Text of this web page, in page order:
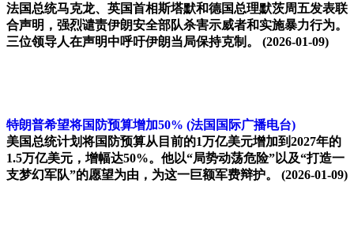
法国总统马克龙、英国首相斯塔默和德国总理默茨周五发表联
合声明，强烈谴责伊朗安全部队杀害示威者和实施暴力行为。
三位领导人在声明中呼吁伊朗当局保持克制。 (2026-01-09)
特朗普希望将国防预算增加50% (法国国际广播电台)
美国总统计划将国防预算从目前的1万亿美元增加到2027年的
1.5万亿美元，增幅达50%。他以“局势动荡危险”以及“打造一
支梦幻军队”的愿望为由，为这一巨额军费辩护。 (2026-01-09)